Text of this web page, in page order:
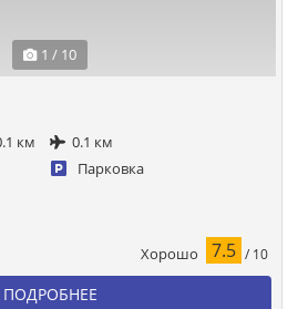
1 / 10
км
0.1 км
Парковка
Хорошо 7.5 / 10
ПОДРОБНЕЕ